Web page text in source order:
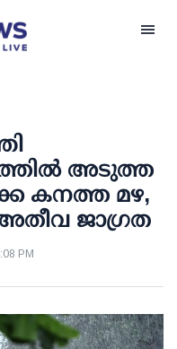
അടുത്ത
കനത്ത മഴ,
ജാഗ്രത
PM